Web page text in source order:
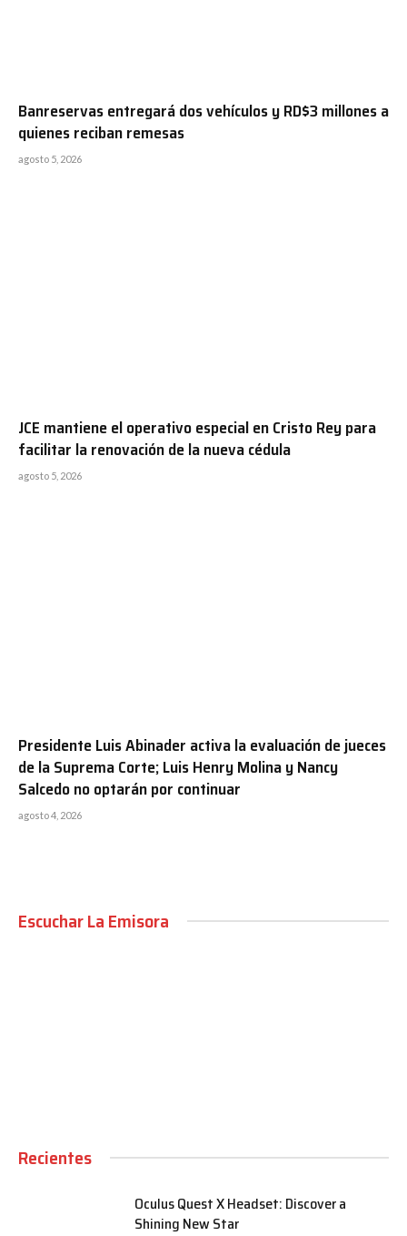
Banreservas entregará dos vehículos y RD$3 millones a
quienes reciban remesas
agosto 5, 2026
JCE mantiene el operativo especial en Cristo Rey para
facilitar la renovación de la nueva cédula
agosto 5, 2026
Presidente Luis Abinader activa la evaluación de jueces
de la Suprema Corte; Luis Henry Molina y Nancy
Salcedo no optarán por continuar
agosto 4, 2026
Escuchar La Emisora
Recientes
Oculus Quest X Headset: Discover a
Shining New Star